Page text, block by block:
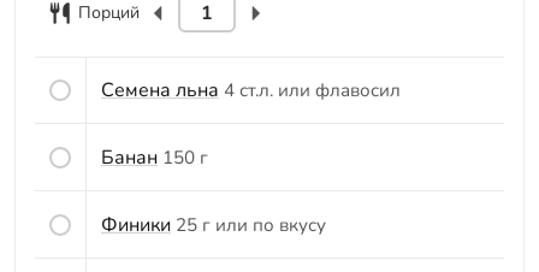
Порций
Семена льна 4 ст.л. или флавосил
Банан 150 г
Финики 25 г или по вкусу